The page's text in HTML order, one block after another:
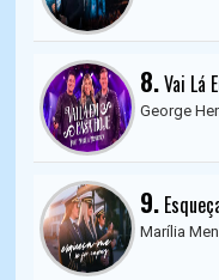
8.Vai Lá
George
9.
Marília